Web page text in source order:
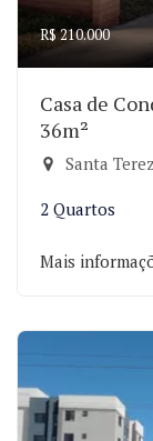
R$ 210.000
Casa de
36m²
Santa
2 Quartos
Mais